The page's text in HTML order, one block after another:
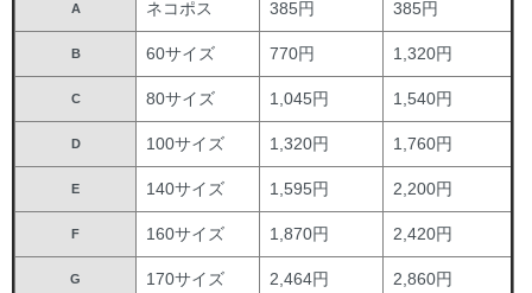
A ネコポス 385円 385円
B 60サイズ 770円 1,320円
C 80サイズ 1,045円 1,540円
D 100サイズ 1,320円 1,760円
E 140サイズ 1,595円 2,200円
F 160サイズ 1,870円 2,420円
G 170サイズ 2,464円 2,860円